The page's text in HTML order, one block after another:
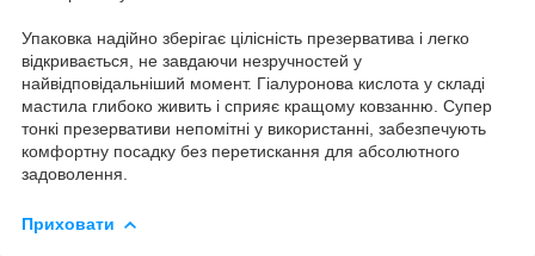
Упаковка надійно зберігає цілісність презерватива і легко
відкривається, не завдаючи незручностей у
найвідповідальніший момент. Гіалуронова кислота у складі
мастила глибоко живить і сприяє кращому ковзанню. Супер
тонкі презервативи непомітні у використанні, забезпечують
комфортну посадку без перетискання для абсолютного
задоволення.
Приховати